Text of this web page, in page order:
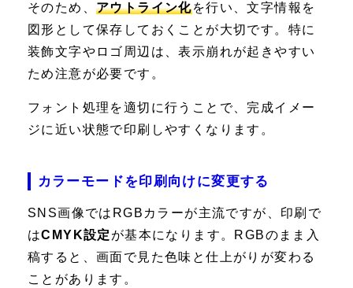
そのため、 アウトライン化を行い、文字情報を
図形として保存しておくことが大切です。特に
装飾文字やロゴ周辺は、表示崩れが起きやすい
ため注意が必要です。
フォント処理を適切に行うことで、完成イメー
ジに近い状態で印刷しやすくなります。
カラーモードを印刷向けに変更する
SNS画像ではRGBカラーが主流ですが、印刷で
はCMYK設定 が基本になります。RGBのまま入
稿すると、画面で見た色味と仕上がりが変わる
ことがあります。